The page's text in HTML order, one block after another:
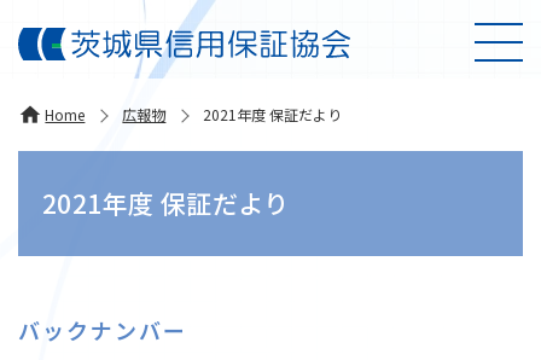
Home 広報物 2021年度 保証だより
2021年度 保証だより
バックナンバー